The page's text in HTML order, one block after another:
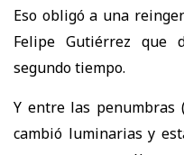
Eso obligó a una
Felipe Gutiérrez que
segundo tiempo.
Y entre las penumbras
cambió luminarias y